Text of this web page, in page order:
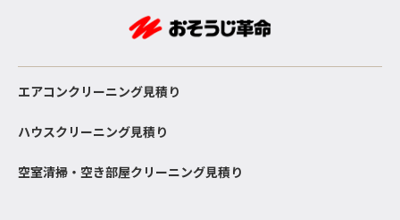
エアコンクリーニング見積り
ハウスクリーニング見積り
空室清掃・空き部屋クリーニング見積り